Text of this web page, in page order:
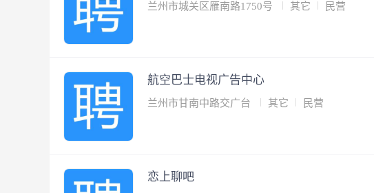
兰州市城关区雁南路1750号 其它 民营
航空巴士电视广告中心
兰州市甘南中路交广台 其它 民营
恋上聊吧